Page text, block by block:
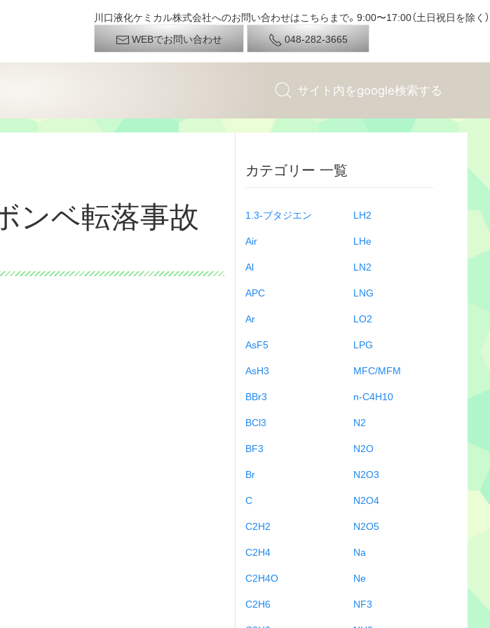
川口液化ケミカル株式会社へのお問い合わせはこちらまで。9:00〜17:00（土日祝日を除く）
WEBでお問い合わせ
048-282-3665
ンベ転落事故
カテゴリー 一覧
1.3-ブタジエン
Air
Al
APC
Ar
AsF5
AsH3
BBr3
BCl3
BF3
Br
C
C2H2
C2H4
C2H4O
C2H6
LH2
LHe
LN2
LNG
LO2
LPG
MFC/MFM
n-C4H10
N2
N2O
N2O3
N2O4
N2O5
Na
Ne
NF3